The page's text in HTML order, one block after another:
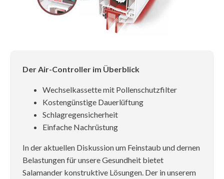
Der Air-Controller im Überblick
Wechselkassette mit Pollenschutzfilter
Kostengünstige Dauerlüftung
Schlagregensicherheit
Einfache Nachrüstung
In der aktuellen Diskussion um Feinstaub und dernen
Belastungen für unsere Gesundheit bietet
Salamander konstruktive Lösungen. Der in unserem